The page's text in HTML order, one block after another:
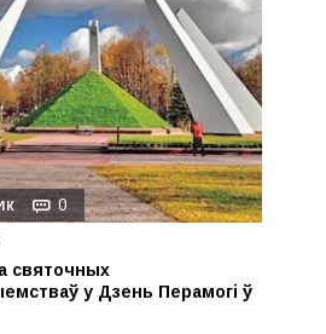
0
святочных
у Дзень Перамогі ў